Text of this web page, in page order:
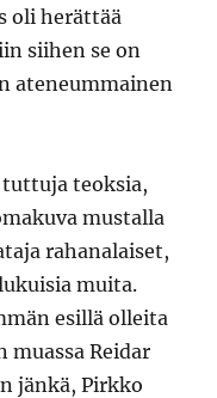
oli herättää
siihen se on
ateneummainen
teoksia,
mustalla
rahanalaiset,
muita.
esillä olleita
muassa Reidar
jänkä, Pirkko